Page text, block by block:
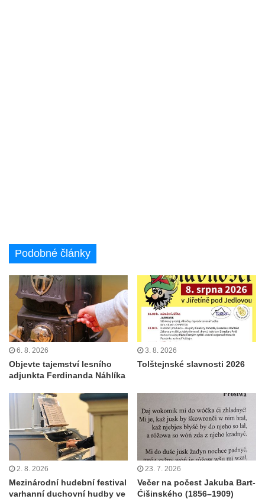
Podobné články
6. 8. 2026
Objevte tajemství lesního
adjunkta Ferdinanda Náhlíka
3. 8. 2026
Tolštejnské slavnosti 2026
2. 8. 2026
Mezinárodní hudební festival
varhanní duchovní hudby ve
23. 7. 2026
Večer na počest Jakuba Bart-
Ćišinského (1856–1909)